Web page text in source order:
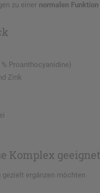
zu einer normalen
Proanthocyanidine)
Zink
Komplex
gezielt ergänzen möchten